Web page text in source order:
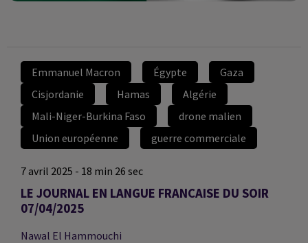
Emmanuel Macron Égypte
Gaza
Cisjordanie
Hamas
Algérie
Mali-Niger-Burkina Faso
drone malien
Union européenne
guerre commerciale
7 avril 2025 - 18 min 26 sec
LE JOURNAL EN LANGUE FRANCAISE DU SOIR
07/04/2025
Nawal El Hammouchi